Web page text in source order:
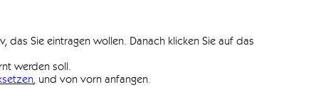
Sie eintragen wollen. Danach klicken Sie auf das
werden soll.
, und von vorn anfangen.